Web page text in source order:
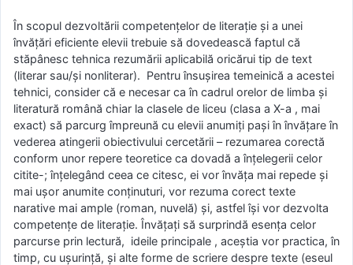
În scopul dezvoltării competențelor de literație și a unei
învățări eficiente elevii trebuie să dovedească faptul că
stăpânesc tehnica rezumării aplicabilă oricărui tip de text
(literar sau/și nonliterar). Pentru însușirea temeinică a acestei
tehnici, consider că e necesar ca în cadrul orelor de limba și
literatură română chiar la clasele de liceu (clasa a X-a , mai
exact) să parcurg împreună cu elevii anumiți pași în învățare în
vederea atingerii obiectivului cercetării – rezumarea corectă
conform unor repere teoretice ca dovadă a înțelegerii celor
citite-; înțelegând ceea ce citesc, ei vor învăța mai repede și
mai ușor anumite conținuturi, vor rezuma corect texte
narative mai ample (roman, nuvelă) și, astfel își vor dezvolta
competențe de literație. Învățați să surprindă esența celor
parcurse prin lectură, ideile principale , aceștia vor practica, în
timp, cu ușurință, și alte forme de scriere despre texte (eseul